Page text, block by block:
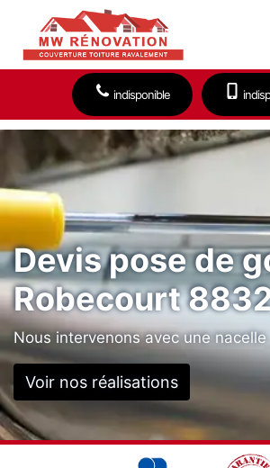
indisponible
Devis pose de
Robecourt
Nous intervenons avec une nacelle
Voir nos réalisations